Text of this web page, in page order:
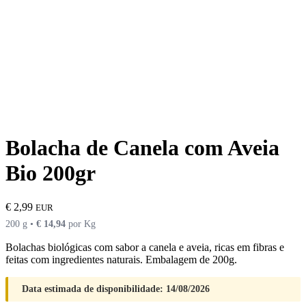
Bolacha de Canela com Aveia
Bio 200gr
€ 2,99 EUR
200 g • € 14,94 por Kg
Bolachas biológicas com sabor a canela e aveia, ricas em fibras e
feitas com ingredientes naturais. Embalagem de 200g.
Data estimada de disponibilidade: 14/08/2026